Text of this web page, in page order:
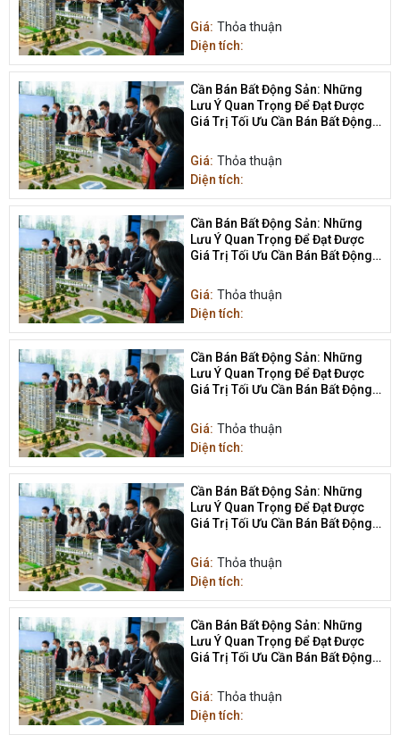
Giá: Thỏa thuận
Diện tích:
Cần Bán Bất Động Sản: Những
Lưu Ý Quan Trọng Để Đạt Được
Giá Trị Tối Ưu Cần Bán Bất Động
Giá: Thỏa thuận
Diện tích:
Cần Bán Bất Động Sản: Những
Lưu Ý Quan Trọng Để Đạt Được
Giá Trị Tối Ưu Cần Bán Bất Động
Giá: Thỏa thuận
Diện tích:
Cần Bán Bất Động Sản: Những
Lưu Ý Quan Trọng Để Đạt Được
Giá Trị Tối Ưu Cần Bán Bất Động
Giá: Thỏa thuận
Diện tích:
Cần Bán Bất Động Sản: Những
Lưu Ý Quan Trọng Để Đạt Được
Giá Trị Tối Ưu Cần Bán Bất Động
Giá: Thỏa thuận
Diện tích:
Cần Bán Bất Động Sản: Những
Lưu Ý Quan Trọng Để Đạt Được
Giá Trị Tối Ưu Cần Bán Bất Động
Giá: Thỏa thuận
Diện tích: